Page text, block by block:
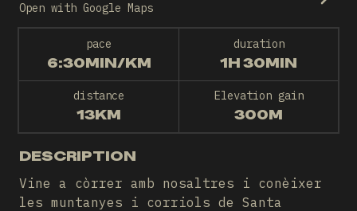
Open with Google Maps
pace
6:30MIN/KM
duration
1H 30MIN
distance
13KM
Elevation gain
300M
DESCRIPTION
Vine a còrrer amb nosaltres i conèixer
les muntanyes i corriols de Santa